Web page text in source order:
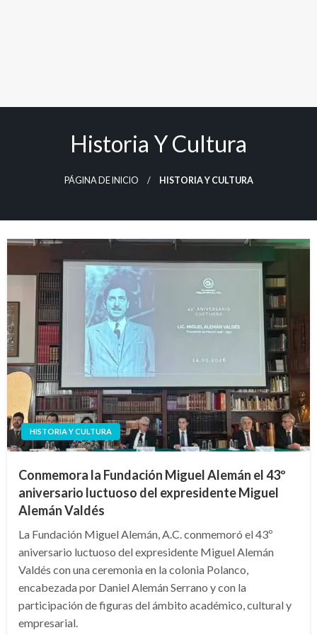
Historia Y Cultura
PÁGINA DE INICIO HISTORIA Y CULTURA
HISTORIA Y CULTURA
Conmemora la Fundación Miguel Alemán el 43º
aniversario luctuoso del expresidente Miguel
Alemán Valdés
La Fundación Miguel Alemán, A.C. conmemoró el 43º
aniversario luctuoso del expresidente Miguel Alemán
Valdés con una ceremonia en la colonia Polanco,
encabezada por Daniel Alemán Serrano y con la
participación de figuras del ámbito académico, cultural y
empresarial.